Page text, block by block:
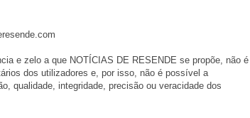
e zelo a que NOTÍCIAS DE RESENDE se propõe, não é
dos utilizadores e, por isso, não é possível a
qualidade, integridade, precisão ou veracidade dos